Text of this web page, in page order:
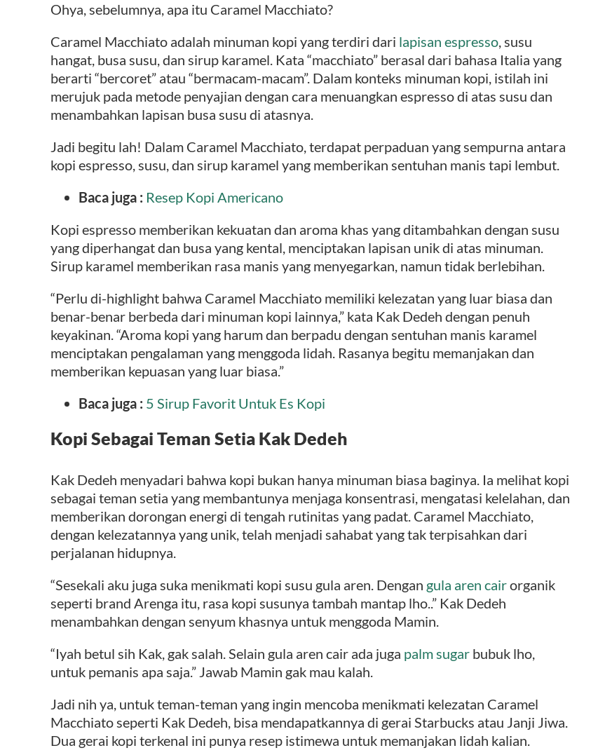
Ohya, sebelumnya, apa itu Caramel Macchiato?
Caramel Macchiato adalah minuman kopi yang terdiri dari lapisan espresso, susu
hangat, busa susu, dan sirup karamel. Kata “macchiato” berasal dari bahasa Italia yang
berarti “bercoret” atau “bermacam-macam”. Dalam konteks minuman kopi, istilah ini
merujuk pada metode penyajian dengan cara menuangkan espresso di atas susu dan
menambahkan lapisan busa susu di atasnya.
Jadi begitu lah! Dalam Caramel Macchiato, terdapat perpaduan yang sempurna antara
kopi espresso, susu, dan sirup karamel yang memberikan sentuhan manis tapi lembut.
Baca juga : Resep Kopi Americano
Kopi espresso memberikan kekuatan dan aroma khas yang ditambahkan dengan susu
yang diperhangat dan busa yang kental, menciptakan lapisan unik di atas minuman.
Sirup karamel memberikan rasa manis yang menyegarkan, namun tidak berlebihan.
“Perlu di-highlight bahwa Caramel Macchiato memiliki kelezatan yang luar biasa dan
benar-benar berbeda dari minuman kopi lainnya,” kata Kak Dedeh dengan penuh
keyakinan. “Aroma kopi yang harum dan berpadu dengan sentuhan manis karamel
menciptakan pengalaman yang menggoda lidah. Rasanya begitu memanjakan dan
memberikan kepuasan yang luar biasa.”
Baca juga : 5 Sirup Favorit Untuk Es Kopi
Kopi Sebagai Teman Setia Kak Dedeh
Kak Dedeh menyadari bahwa kopi bukan hanya minuman biasa baginya. Ia melihat kopi
sebagai teman setia yang membantunya menjaga konsentrasi, mengatasi kelelahan, dan
memberikan dorongan energi di tengah rutinitas yang padat. Caramel Macchiato,
dengan kelezatannya yang unik, telah menjadi sahabat yang tak terpisahkan dari
perjalanan hidupnya.
“Sesekali aku juga suka menikmati kopi susu gula aren. Dengan gula aren cairorganik
seperti brand Arenga itu, rasa kopi susunya tambah mantap lho..” Kak Dedeh
menambahkan dengan senyum khasnya untuk menggoda Mamin.
“Iyah betul sih Kak, gak salah. Selain gula aren cair ada juga palm sugar bubuk lho,
untuk pemanis apa saja.” Jawab Mamin gak mau kalah.
Jadi nih ya, untuk teman-teman yang ingin mencoba menikmati kelezatan Caramel
Macchiato seperti Kak Dedeh, bisa mendapatkannya di gerai Starbucks atau Janji Jiwa.
Dua gerai kopi terkenal ini punya resep istimewa untuk memanjakan lidah kalian.